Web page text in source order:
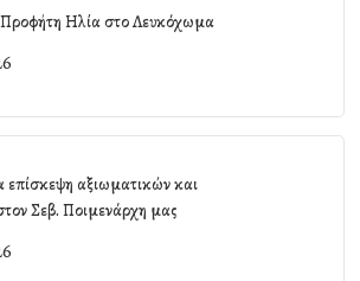
Ηλία στο Λευκόχωμα
επίσκεψη αξιωματικών και
Σεβ. Ποιμενάρχη μας